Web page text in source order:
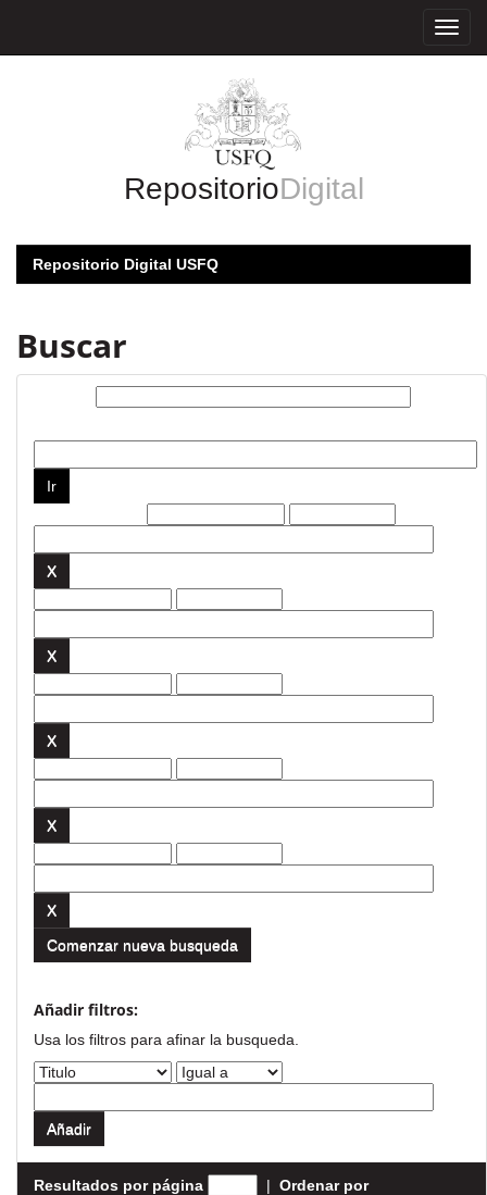
RepositorioDigital
Repositorio Digital USFQ
Buscar
Comenzar nueva busqueda
Añadir filtros:
Usa los filtros para afinar la busqueda.
Resultados por página | Ordenar por